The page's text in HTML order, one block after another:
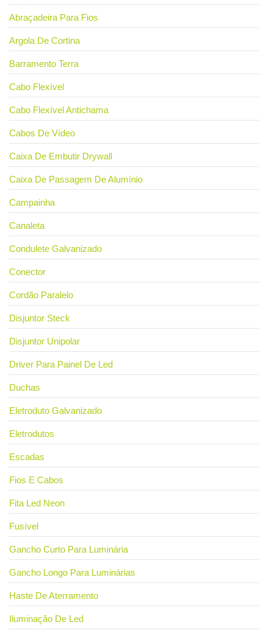
Abraçadeira Para Fios
Argola De Cortina
Barramento Terra
Cabo Flexível
Cabo Flexível Antichama
Cabos De Vídeo
Caixa De Embutir Drywall
Caixa De Passagem De Alumínio
Campainha
Canaleta
Condulete Galvanizado
Conector
Cordão Paralelo
Disjuntor Steck
Disjuntor Unipolar
Driver Para Painel De Led
Duchas
Eletroduto Galvanizado
Eletrodutos
Escadas
Fios E Cabos
Fita Led Neon
Fusível
Gancho Curto Para Luminária
Gancho Longo Para Luminárias
Haste De Aterramento
Iluminação De Led